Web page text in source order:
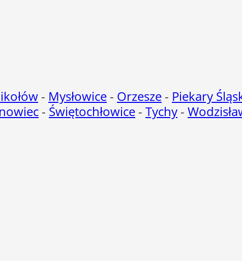
- Mysłowice - Orzesze - Piekary
- Świętochłowice - Tychy -